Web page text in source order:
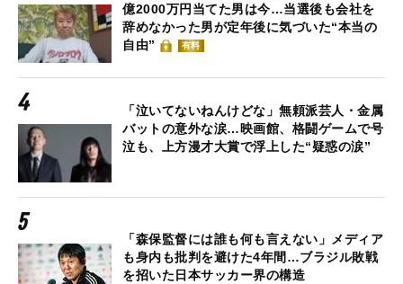
億2000万円当てた男は今…当選後も会社を
辞めなかった男が定年後に気づいた“本当の
自由”
有料
「泣いてないねんけどな」無頼派芸人・金属
バットの意外な涙…映画館、格闘ゲームで号
泣も、上方漫才大賞で浮上した“疑惑の涙”
「森保監督には誰も何も言えない」メディア
も身内も批判を避けた4年間…ブラジル敗戦
を招いた日本サッカー界の構造